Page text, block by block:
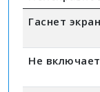
Гаснет
Не